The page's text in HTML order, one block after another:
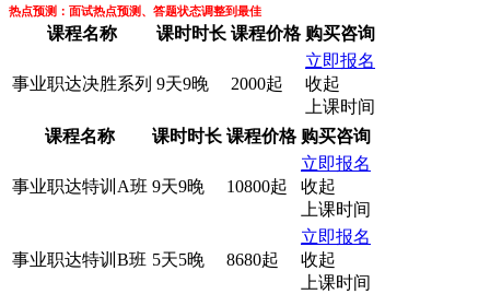
热点预测：面试热点预测、答题状态调整到最佳
课程名称 课时时长 课程价格 购买咨询
事业职达决胜系列 9天9晚 2000起
立即报名
收起
上课时间
课程名称
课时时长 课程价格 购买咨询
事业职达特训A班 9天9晚 10800起
立即报名
收起
上课时间
事业职达特训B班 5天5晚 8680起
立即报名
收起
上课时间